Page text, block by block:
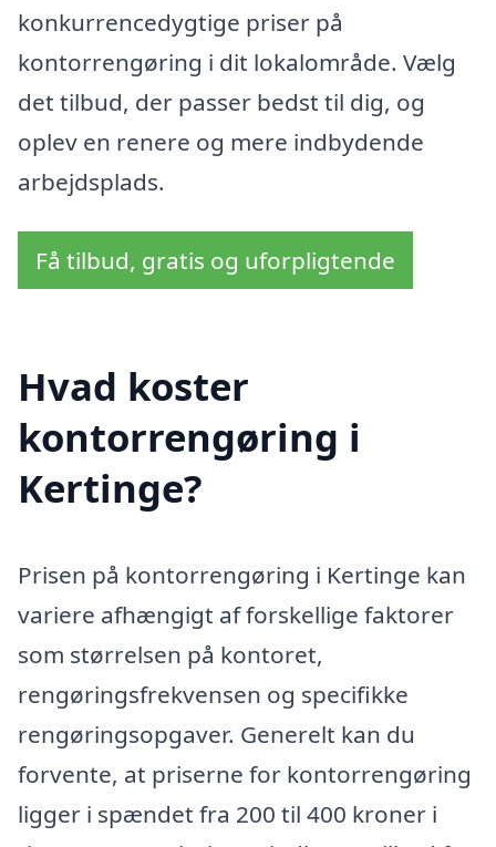
konkurrencedygtige priser på
kontorrengøring i dit lokalområde. Vælg
det tilbud, der passer bedst til dig, og
oplev en renere og mere indbydende
arbejdsplads.
Få tilbud, gratis og uforpligtende
Hvad koster
kontorrengøring i
Kertinge?
Prisen på kontorrengøring i Kertinge kan
variere afhængigt af forskellige faktorer
som størrelsen på kontoret,
rengøringsfrekvensen og specifikke
rengøringsopgaver. Generelt kan du
forvente, at priserne for kontorrengøring
ligger i spændet fra 200 til 400 kroner i